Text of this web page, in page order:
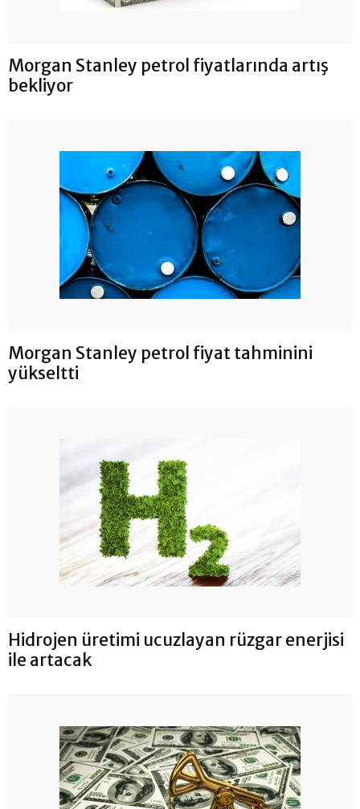
Morgan Stanley petrol fiyatlarında artış
bekliyor
Morgan Stanley petrol fiyat tahminini
yükseltti
Hidrojen üretimi ucuzlayan rüzgar enerjisi
ile artacak